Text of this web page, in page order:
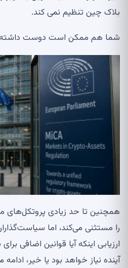
بلاک چین تنظیم نمی کند.
شما هم ممکن است دوست داشته
را مستثنی می‌کند، اما
ارزیابی اینکه آیا قوانین اضافی
آینده نیاز خواهد بود یا خیر،